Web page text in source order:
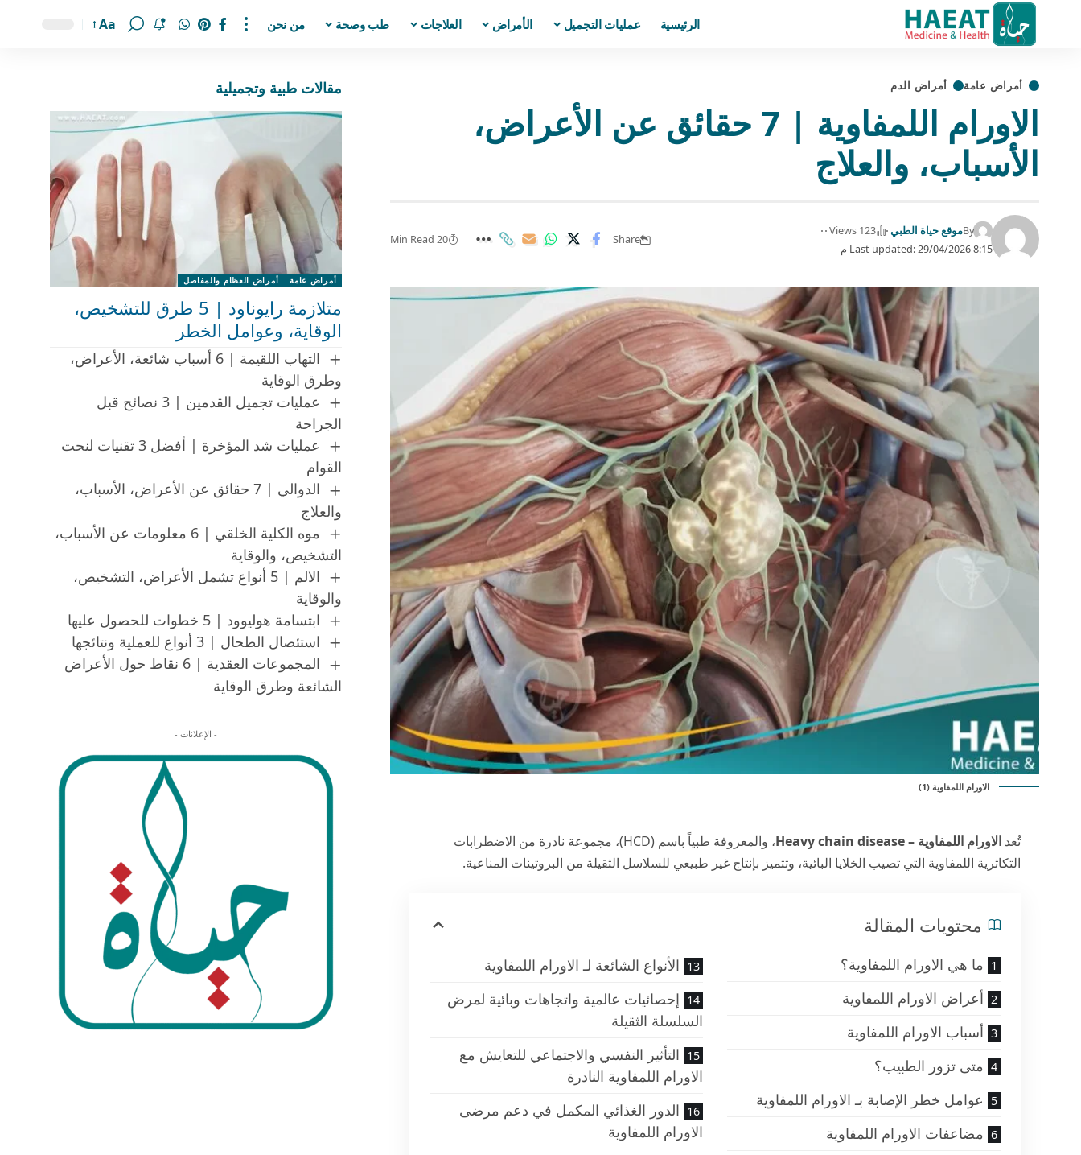
الرئيسية عمليات التجميل الأمراض العلاجات طب وصحة من نحن Aa
أمراض عامة أمراض الدم
الاورام اللمفاوية | 7 حقائق عن الأعراض،
الأسباب، والعلاج
Last updated: 29/04/2026 8:15 م
Byموقع حياة الطبي 123 Views
Share
20 Min Read
الاورام اللمفاوية (1)
تُعدالاورام اللمفاوية – Heavy chain disease
، والمعروفة طبياً باسم (HCD)، مجموعة نادرة من الاضطرابات
التكاثرية اللمفاوية التي تصيب الخلايا البائية، وتتميز بإنتاج غير طبيعي للسلاسل الثقيلة من البروتينات المناعية.
محتويات المقالة
ما هي الاورام اللمفاوية؟
أعراض الاورام اللمفاوية
أسباب الاورام اللمفاوية
متى تزور الطبيب؟
عوامل خطر الإصابة بـ الاورام اللمفاوية
مضاعفات الاورام اللمفاوية
الأنواع الشائعة لـ الاورام اللمفاوية
إحصائيات عالمية واتجاهات وبائية لمرض
السلسلة الثقيلة
التأثير النفسي والاجتماعي للتعايش مع
الاورام اللمفاوية النادرة
الدور الغذائي المكمل في دعم مرضى
الاورام اللمفاوية
مقالات طبية وتجميلية
أمراض عامة أمراض العظام والمفاصل
متلازمة رايوناود | 5 طرق للتشخيص،
الوقاية، وعوامل الخطر
التهاب اللقيمة | 6 أسباب شائعة، الأعراض،
وطرق الوقاية
عمليات تجميل القدمين | 3 نصائح قبل
الجراحة
عمليات شد المؤخرة | أفضل 3 تقنيات لنحت
القوام
الدوالي | 7 حقائق عن الأعراض، الأسباب،
والعلاج
موه الكلية الخلقي | 6 معلومات عن الأسباب،
التشخيص، والوقاية
الالم | 5 أنواع تشمل الأعراض، التشخيص،
والوقاية
ابتسامة هوليوود | 5 خطوات للحصول عليها
استئصال الطحال | 3 أنواع للعملية ونتائجها
المجموعات العقدية | 6 نقاط حول الأعراض
الشائعة وطرق الوقاية
- الإعلانات -